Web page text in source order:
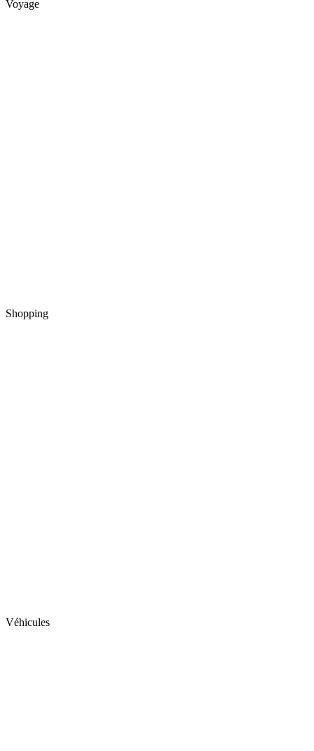
Voyage
Shopping
Véhicules